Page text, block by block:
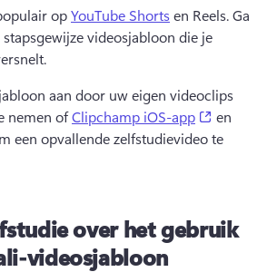
op YouTube Shorts en Reels. Ga
videosjabloon die je
aan door uw eigen videoclips
nemen of Clipchamp iOS-app (opens
en
een opvallende zelfstudievideo te
over het gebruik
videosjabloon